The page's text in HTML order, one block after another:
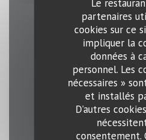
partenaires
cookies sur ce
impliquer la
données à
personnel. Les
nécessaires »
et installés
D'autres
consentement.
mariages, Musique live /
salle, Salon privé,
Cadre
Moyens de
Sans Contact,